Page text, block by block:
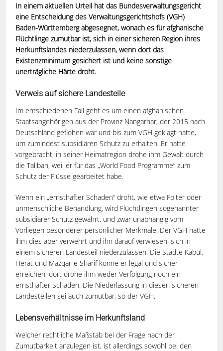
In einem aktuellen Urteil hat das Bundesverwaltungsgericht
eine Entscheidung des Verwaltungsgerichtshofs (VGH)
Baden-Württemberg abgesegnet, wonach es für afghanische
Flüchtlinge zumutbar ist, sich in einer sicheren Region ihres
Herkunftslandes niederzulassen, wenn dort das
Existenzminimum gesichert ist und keine sonstige
unerträgliche Härte droht.
Verweis auf sichere Landesteile
Im entschiedenen Fall geht es um einen afghanischen
Staatsangehörigen aus der Provinz Nangarhar, der 2015 nach
Deutschland geflohen war und bis zum VGH geklagt hatte,
um zumindest subsidiären Schutz zu erhalten. Er hatte
vorgebracht, in seiner Heimatregion drohe ihm Gewalt durch
die Taliban, weil er für das „World Food Programme“ zum
Schutz der Flüsse gearbeitet habe.
Wenn ein „ernsthafter Schaden“ droht, wie etwa Folter oder
unmenschliche Behandlung, wird Flüchtlingen sogenannter
subsidiärer Schutz gewährt, und zwar unabhängig vom
Vorliegen besonderer persönlicher Merkmale. Der VGH hatte
ihm dies aber verwehrt und ihn darauf verwiesen, sich in
einem sicheren Landesteil niederzulassen. Die Städte Kabul,
Herat und Mazqar-e Sharif könne er legal und sicher
erreichen; dort drohe ihm weder Verfolgung noch ein
ernsthafter Schaden. Die Niederlassung in diesen sicheren
Landesteilen sei auch zumutbar, so der VGH.
Lebensverhältnisse im Herkunftsland
Welcher rechtliche Maßstab bei der Frage nach der
Zumutbarkeit anzulegen ist, ist allerdings sowohl bei den